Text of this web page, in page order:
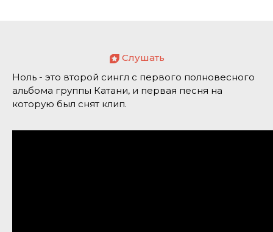
Слушать
Ноль - это второй сингл с первого полновесного
альбома группы Катани, и первая песня на
которую был снят клип.